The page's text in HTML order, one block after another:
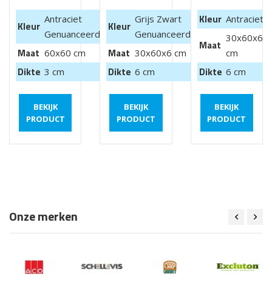
Kleur
Antraciet
Genuanceerd
Maat 60x60 cm
Dikte 3 cm
BEKIJK
PRODUCT
Kleur
Grijs Zwart
Genuanceerd
Maat 30x60x6 cm
Dikte 6 cm
BEKIJK
PRODUCT
Kleur Antraciet
Maat
30x60x6
cm
Dikte 6 cm
BEKIJK
PRODUCT
Onze merken